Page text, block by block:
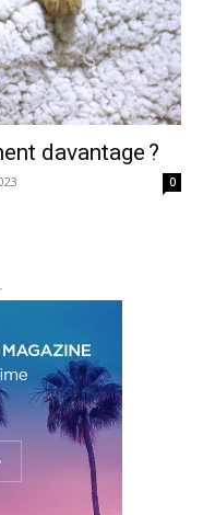
davantage ?
0